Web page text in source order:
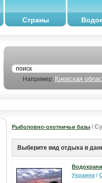
Страны
Например: Киевская
Рыболовно-охотничьи базы /
Выберите вид отдыха в
Украина /